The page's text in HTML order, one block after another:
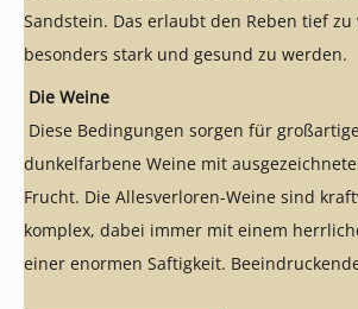
Sandstein. Das erlaubt den Reben tief
besonders stark und gesund zu werden.
Die Weine
Diese Bedingungen sorgen für
dunkelfarbene Weine mit
Frucht. Die Allesverloren-Weine sind
komplex, dabei immer mit einem
einer enormen Saftigkeit.